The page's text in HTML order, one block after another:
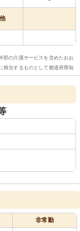
部の介護サービスを含めたおお
相当するものとして都道府県知
非常勤